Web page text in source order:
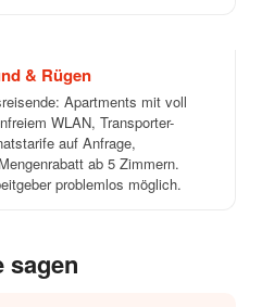
& Rügen
Apartments mit voll
WLAN, Transporter-
auf Anfrage,
ab 5 Zimmern.
problemlos möglich.
sagen